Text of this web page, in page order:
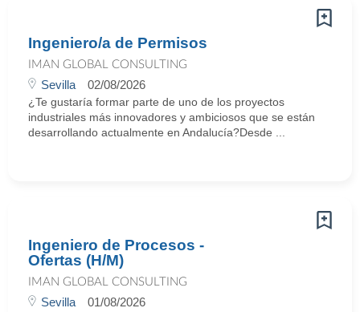
Ingeniero/a de Permisos
IMAN GLOBAL CONSULTING
Sevilla 02/08/2026
¿Te gustaría formar parte de uno de los proyectos
industriales más innovadores y ambiciosos que se están
desarrollando actualmente en Andalucía?Desde ...
Ingeniero de Procesos -
Ofertas (H/M)
IMAN GLOBAL CONSULTING
Sevilla 01/08/2026